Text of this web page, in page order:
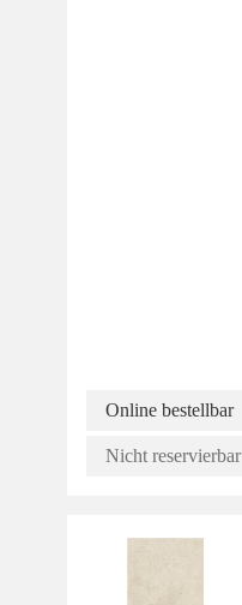
Online bestellbar
Nicht reservierbar